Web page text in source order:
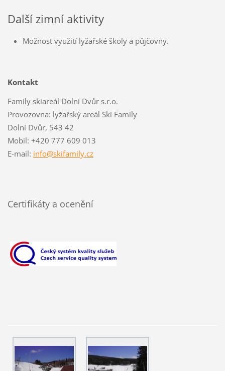
Další zimní aktivity
Možnost využití lyžařské školy a půjčovny.
Kontakt
Family skiareál Dolní Dvůr s.r.o.
Provozovna: lyžařský areál Ski Family
Dolní Dvůr, 543 42
Mobil: +420 777 609 013
E-mail: info@skifamily.cz
Certifikáty a ocenění